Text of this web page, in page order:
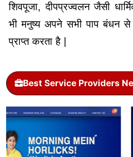
शिवपूजा, दीपप्रज्वलन जैसी
भी मनुष्य अपने सभी पाप बंधन
प्राप्त करता है |
Best Service Providers